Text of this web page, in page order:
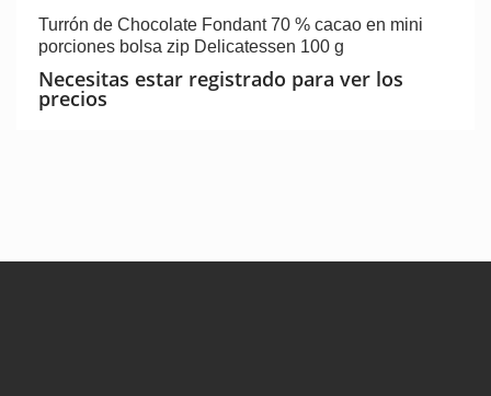
Turrón de Chocolate Fondant 70 % cacao en mini
porciones bolsa zip Delicatessen 100 g
Necesitas estar registrado para ver los
precios